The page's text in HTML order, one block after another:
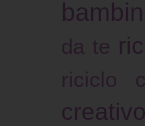
da te
riciclo